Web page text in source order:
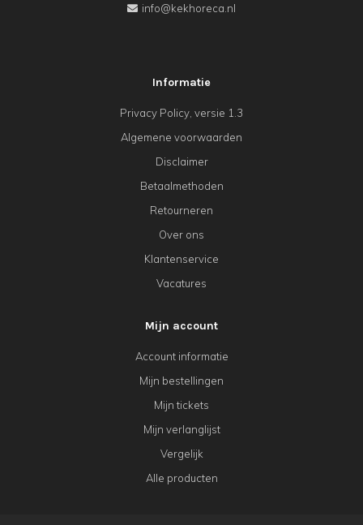
info@kekhoreca.nl
Informatie
Privacy Policy, versie 1.3
Algemene voorwaarden
Disclaimer
Betaalmethoden
Retourneren
Over ons
Klantenservice
Vacatures
Mijn account
Account informatie
Mijn bestellingen
Mijn tickets
Mijn verlanglijst
Vergelijk
Alle producten